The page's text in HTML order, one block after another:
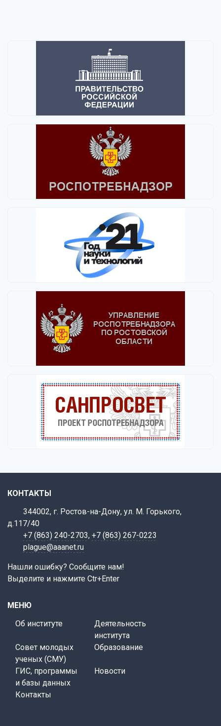
КОНТАКТЫ
344002, г. Ростов-на-Дону, ул. М. Горького,
д.117/40
+7 (863) 240-2703, +7 (863) 267-0223
plague@aaanet.ru
Нашли ошибку? Сообщите нам!
Выделите и нажмите Ctr+Enter
МЕНЮ
Об институте
Деятельность
института
Совет молодых
ученых (СМУ)
Образование
ГИС, программы
и базы данных
Новости
Контакты